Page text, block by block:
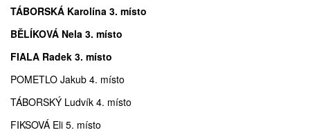
TÁBORSKÁ Karolína 3. místo
BĚLÍKOVÁ Nela 3. místo
FIALA Radek 3. místo
POMETLO Jakub 4. místo
TÁBORSKÝ Ludvík 4. místo
FIKSOVÁ Eli 5. místo